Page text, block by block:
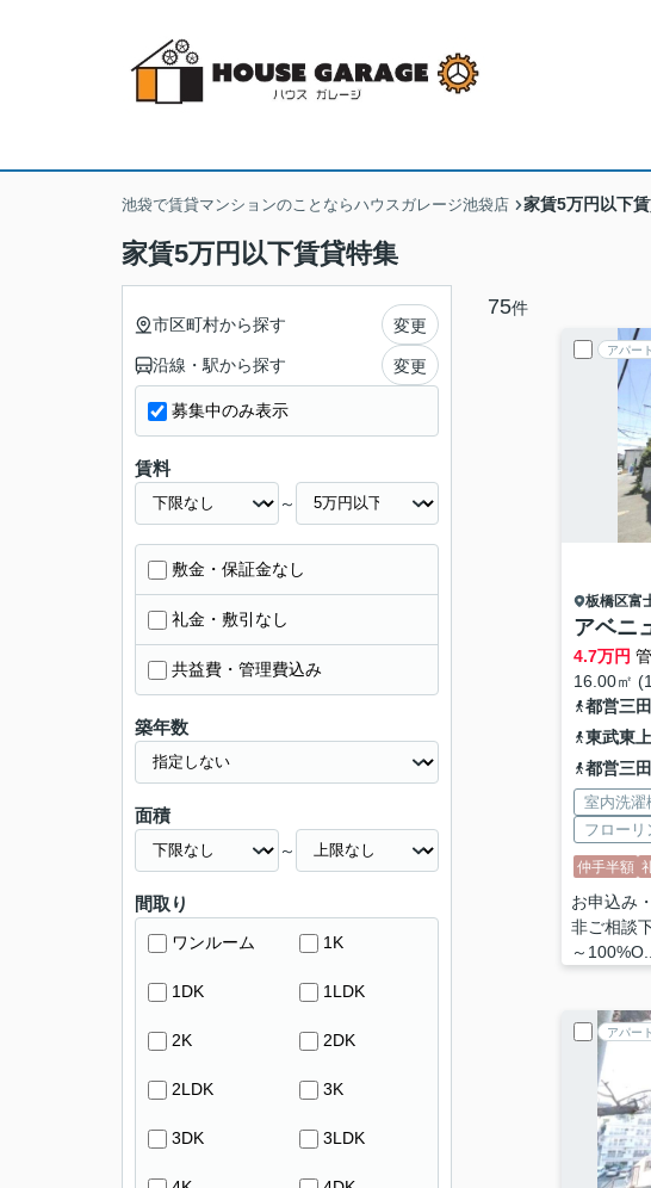
池袋で賃貸マンションのことならハウスガレージ池袋店 家賃5万円以下
家賃5万円以下賃貸特集
75件
アパート
板橋区富
アベニ
4.7万円
16.00㎡
都営三
東武東
都営三
室内洗濯
フローリ
仲手半額
お申込み
非ご相談
～
アパート
市区町村から探す 変更
沿線・駅から探す 変更
募集中のみ表示
賃料
～
敷金・保証金なし
礼金・敷引なし
共益費・管理費込み
築年数
面積
～
間取り
ワンルーム 1K
1DK 1LDK
2K 2DK
2LDK 3K
3DK 3LDK